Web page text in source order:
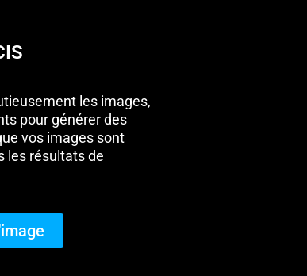
les images,
pour générer des
vos images sont
les résultats de